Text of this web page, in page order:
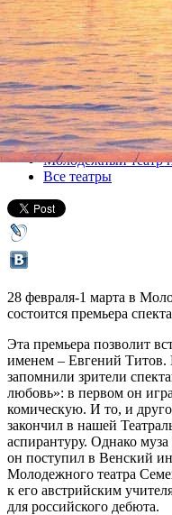
театре на
28 февраля 2014, пятница
Версия для печати
Все спектакли
Молодежный театр
Все театры
28 февраля-1 марта в
состоится премьера
Эта премьера позволит
именем – Евгений Титов.
запомнили зрители
любовь»: в первом он
комическую. И то, и
закончил в нашей
аспирантуру. Однако
он поступил в Венский
Молодежного театра
к его австрийским
для российского дебюта.